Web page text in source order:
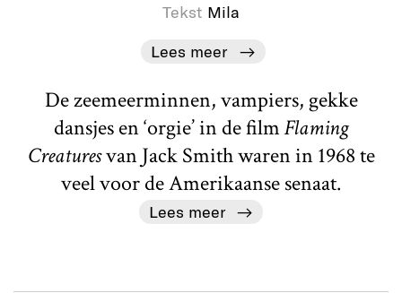
Tekst Mila
Lees meer
De zeemeerminnen, vampiers, gekke
dansjes en ‘orgie’ in de filmFlaming
Creaturesvan Jack Smith waren in 1968 te
veel voor de Amerikaanse senaat.
Lees meer